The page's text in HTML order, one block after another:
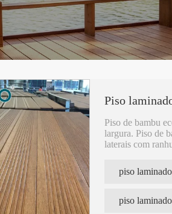
Piso
Piso de bambu
largura. Piso de
laterais com
Materiais de